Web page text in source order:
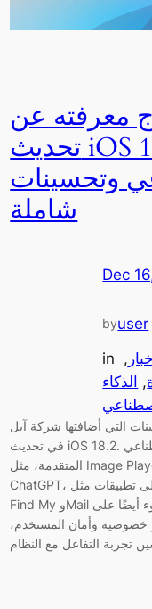
معرفته عن
تحديث iOS 18.2: مزايا
وتحسينات
شاملة
Dec
byuser
in ,
, الذكاء
التي أضافتها شركة آبل
في تحديث iOS 18.2. يغطي مزايا الذكاء الاصطناعي
المتقدمة، مثل Image Playground وتكامل سيري مع
ChatGPT، إضافة إلى تحسينات شاملة على تطبيقات مثل
Find My وMail وتطبيق الصور. يسلط الضوء أيضًا على
خصوصية وأمان المستخدم،